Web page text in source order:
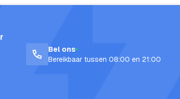
Bel ons
Bereikbaar tussen 08:00 en 21:00